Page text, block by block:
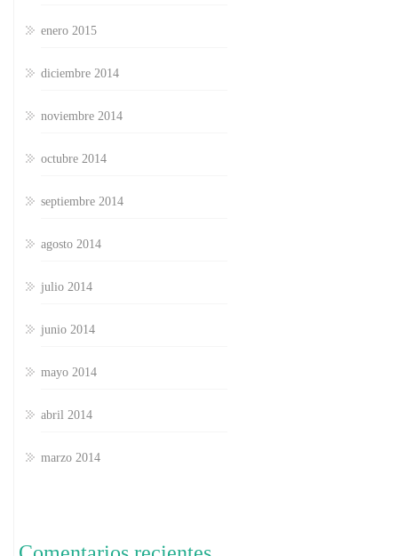
enero 2015
diciembre 2014
noviembre 2014
octubre 2014
septiembre 2014
agosto 2014
julio 2014
junio 2014
mayo 2014
abril 2014
marzo 2014